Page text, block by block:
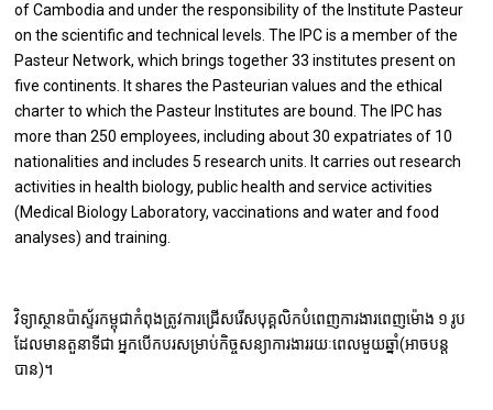
of Cambodia and under the responsibility of the Institute Pasteur
on the scientific and technical levels. The IPC is a member of the
Pasteur Network, which brings together 33 institutes present on
five continents. It shares the Pasteurian values and the ethical
charter to which the Pasteur Institutes are bound. The IPC has
more than 250 employees, including about 30 expatriates of 10
nationalities and includes 5 research units. It carries out research
activities in health biology, public health and service activities
(Medical Biology Laboratory, vaccinations and water and food
analyses) and training.
វិទ្យាស្ថានប៉ាស្ទ័រកម្ពុជាកំពុងត្រូវការជ្រើសរើសបុគ្គលិកបំពេញការងារពេញម៉ោង ១ រូប​
ដែលមានតួនាទីជា អ្នកបើកបរ​ សម្រាប់កិច្ចសន្យាការងារ​​​រយៈពេលមួយឆ្នាំ(អាចបន្ត
បាន)។